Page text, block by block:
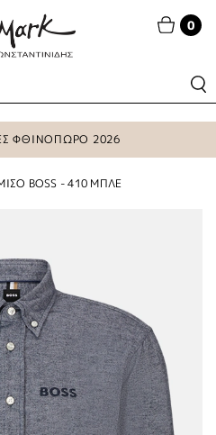
0
ΦΘΙΝΟΠΩΡΟ 2026
BOSS - 410 ΜΠΛΕ